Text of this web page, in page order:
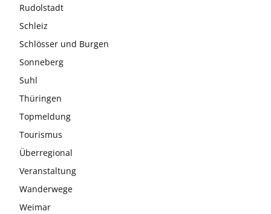
Rudolstadt
Schleiz
Schlösser und Burgen
Sonneberg
Suhl
Thüringen
Topmeldung
Tourismus
Überregional
Veranstaltung
Wanderwege
Weimar